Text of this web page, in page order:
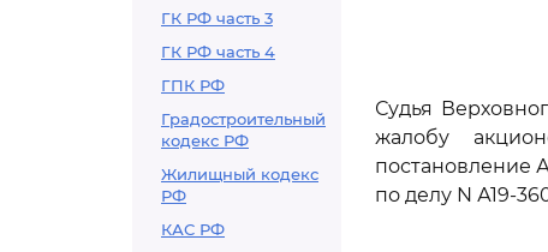
ГК РФ часть 3
ГК РФ часть 4
ГПК РФ
Градостроительный
кодекс РФ
Жилищный кодекс
РФ
КАС РФ
Судья
жалобу
постановление
по делу N А19-